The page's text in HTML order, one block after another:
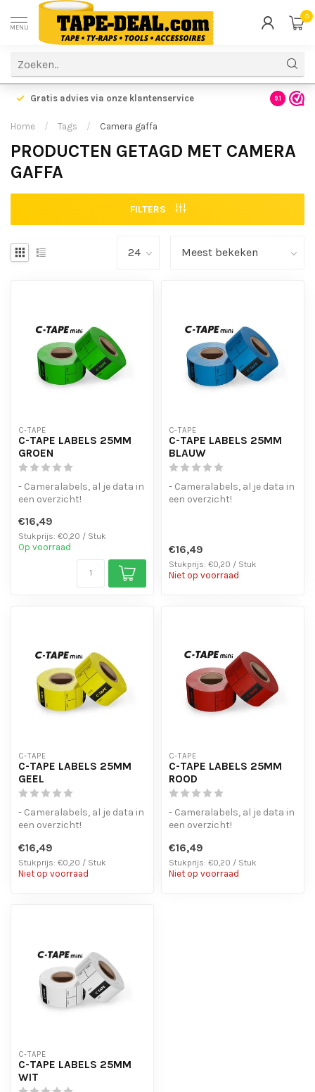
MENU
0
Gratis advies via onze klantenservice 9.1
Home / Tags / Camera gaffa
PRODUCTEN GETAGD MET CAMERA
GAFFA
FILTERS
C-TAPE
C-TAPE LABELS 25MM
GROEN
- Cameralabels, al je data in
een overzicht!
achter bij ...
€16,49
Stukprijs: €0,20 / Stuk
Op voorraad
C-TAPE
C-TAPE LABELS 25MM
BLAUW
- Cameralabels, al je data in
een overzicht!
€16,49
Stukprijs: €0,20 / Stuk
Niet op voorraad
C-TAPE
C-TAPE LABELS 25MM
GEEL
- Cameralabels, al je data in
een overzicht!
achter bij ...
€16,49
Stukprijs: €0,20 / Stuk
Niet op voorraad
C-TAPE
C-TAPE LABELS 25MM
ROOD
- Cameralabels, al je data in
een overzicht!
achter bij ...
€16,49
Stukprijs: €0,20 / Stuk
Niet op voorraad
C-TAPE
C-TAPE LABELS 25MM
WIT